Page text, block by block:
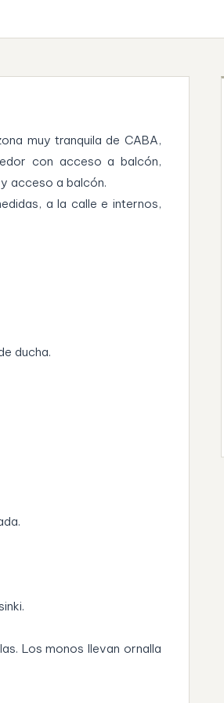
muy tranquila de CABA,
con acceso a balcón,
acceso a balcón.
a la calle e internos,
ducha.
Los monos llevan ornalla